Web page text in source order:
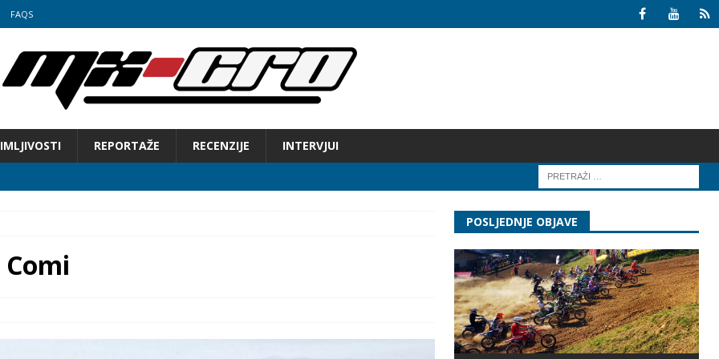
FAQS
REPORTAŽE RECENZIJE INTERVJUI
u motocrossu
POSLJEDNJE OBJAVE